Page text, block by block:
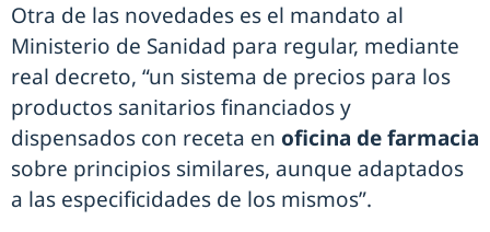
Otra de las novedades es el mandato al
Ministerio de Sanidad para regular, mediante
real decreto, “un sistema de precios para los
productos sanitarios financiados y
dispensados con receta en oficina de farmacia
sobre principios similares, aunque adaptados
a las especificidades de los mismos”.